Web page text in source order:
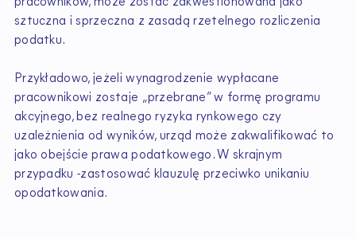
pracowników, może zostać zakwestionowana jako
sztuczna i sprzeczna z zasadą rzetelnego rozliczenia
podatku.
Przykładowo, jeżeli wynagrodzenie wypłacane
pracownikowi zostaje „przebrane” w formę programu
akcyjnego, bez realnego ryzyka rynkowego czy
uzależnienia od wyników, urząd może zakwalifikować to
jako obejście prawa podatkowego. W skrajnym
przypadku -zastosować klauzulę przeciwko unikaniu
opodatkowania.